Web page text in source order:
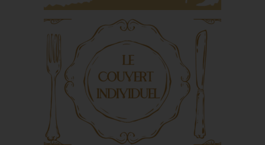
Isabella Beeton : une
pionnière au cœur du
foyer anglais